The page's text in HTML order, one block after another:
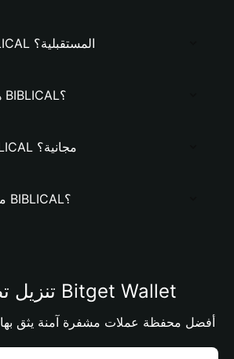
ما إمكانات BIBLICAL المستقبلية؟
هل سيرتفع سعر BIBLICAL؟
هل محفظة BIBLICAL مجانية؟
ما هي قيمة عملة BIBLICAL؟
تنزيل تطبيق محفظة Bitget Wallet
أفضل محفظة عملات مشفرة آمنة يثق بها 40 مليون مستخدم